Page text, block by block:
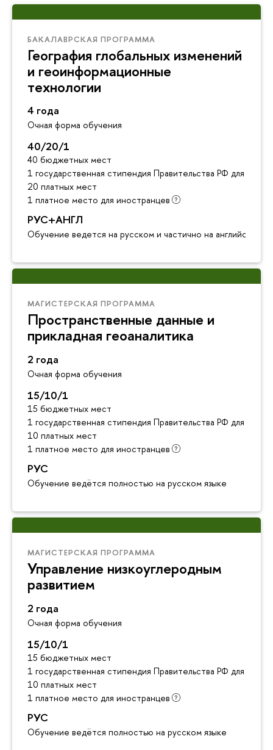
БАКАЛАВРСКАЯ ПРОГРАММА
География глобальных изменений
и геоинформационные
технологии
4 года
Очная форма обучения
40/20/1
40 бюджетных мест
1 государственная стипендия Правительства РФ для
20 платных мест
1 платное место для иностранцев
РУС+АНГЛ
Обучение ведется на русском и частично на английском
МАГИСТЕРСКАЯ ПРОГРАММА
Пространственные данные и
прикладная геоаналитика
2 года
Очная форма обучения
15/10/1
15 бюджетных мест
1 государственная стипендия Правительства РФ для
10 платных мест
1 платное место для иностранцев
РУС
Обучение ведётся полностью на русском языке
МАГИСТЕРСКАЯ ПРОГРАММА
Управление низкоуглеродным
развитием
2 года
Очная форма обучения
15/10/1
15 бюджетных мест
1 государственная стипендия Правительства РФ для
10 платных мест
1 платное место для иностранцев
РУС
Обучение ведётся полностью на русском языке